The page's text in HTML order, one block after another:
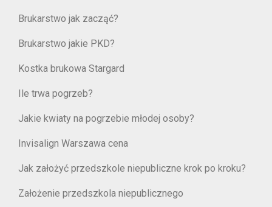
Brukarstwo jak zacząć?
Brukarstwo jakie PKD?
Kostka brukowa Stargard
Ile trwa pogrzeb?
Jakie kwiaty na pogrzebie młodej osoby?
Invisalign Warszawa cena
Jak założyć przedszkole niepubliczne krok po kroku?
Założenie przedszkola niepublicznego